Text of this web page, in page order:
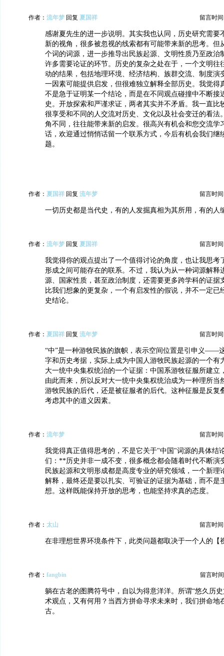
作者： 流年梦 回复 夏国祥 留言时间
感谢夏先生的进一步说明。其实我也认同，历史研究需要
新的视角，很多被忽视的线索都有可能带来新的思考。但
个词的词源，进一步推导出民族起源、文明性质乃至政治
许多需要论证的环节。历史的复杂之处在于，一个文明往
动的结果，包括地理环境、经济结构、族群交流、制度演
一因素可能提供启发，但很难独立解释全部历史。我觉得
不是急于证明某一个结论，而是在不同观点碰撞中不断接
史。开放探索和严谨求证，两者其实并不矛盾。我一直比
很享受和不同的人交流对历史、文化以及社会变迁的看法
角不同，往往能带来新的启发。很高兴有机会和您交流学
话，欢迎通过悄悄话留一个联系方式，今后有机会我们继
题。
作者： 夏国祥 回复 流年梦 留言时间
一切历史都是当代史，有的人发掘真相为其所用，有的人
作者： 流年梦 回复 夏国祥 留言时间
我觉得你的观点提出了一个值得讨论的角度，也让我思考
形成之间可能存在的联系。不过，我认为从一种词源解释
源、国家性质，甚至政治制度，还需要更多跨学科的证据
比我们想象的更复杂，一个有启发性的假说，并不一定已
史结论。
作者： 夏国祥 回复 流年梦 留言时间
“中”是一种游牧民族的旗帜，表示空间位置是引申义——
字和历史考据，实际上成为中国人游牧民族起源的一个有
大一统中央集权统治的一个证据：中国系游牧征服所建立
由此而来，所以反对大一统中央集权统治成为一种理所当
游牧民族的后代，还是被征服者的后代。这种征服是反复
考虑其中的道义因素。
作者： 流年梦 留言时间
我觉得真正值得思考的，不是它关于"中国"词源的具体结
们：**历史并非一成不变，很多概念都会随着时代不断演
民族起源和文明形成都是高度专业的研究领域，一个新理
解释，最终还是要以扎实、可验证的证据为基础，而不是
想。这样既能保持开放的思考，也能坚持求真的态度。
作者： 太山 留言时间
在非理想世界环境条件下，此类问题都取决于一个人的【
作者： fangbin 留言时
躺在古老的图腾符号中，自以为得意洋洋。所谓“悠久历
术观点，又有何用？当西方拼命寻求未来时，我们拼命地
古。